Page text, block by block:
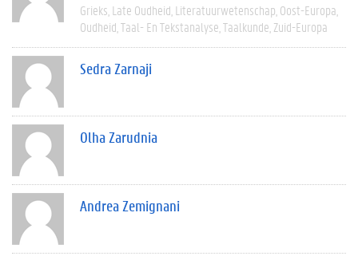
Grieks Late Oudheid Literatuurwetenschap Oost-Europa
Oudheid Taal- En Tekstanalyse Taalkunde Zuid-Europa
Sedra Zarnaji
Olha Zarudnia
Andrea Zemignani